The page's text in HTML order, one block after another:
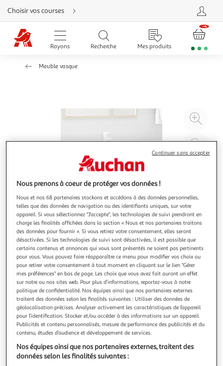
Aller
directement
au
contenu
Aller
directement
Aller
Choisir vos courses
Rayons Recherche Mes produits
Meuble vasque
à
Illustration
précédente
Illustration
suivante
VIDAXL
Armoire d'evier avec lavabo integre Chene sonoma
Agglomere
Cette armoire d'evier avec lavabo integre s'agence
parfaitement a votre salle de bain ou toilette avec un
aspect saisissant et bien range. L'armoire de rangement
comprend 1 tiroir, offrant un espace de rangement suffisant
pour ranger les objets de votre salle de bain. Elle s'integre
parfaitement sou
En savoir +
Vous voulez connaître le prix de ce produit ?
Afficher le prix
Nous prenons à coeur de protéger vos données !
Nous et nos 68 partenaires stockons et accédons à des données personnelles,
telles que des données de navigation ou des identifiants uniques, sur votre
appareil. Si vous sélectionnez "J'accepte", les technologies de suivi prendront en
charge les finalités affichées dans la section « Nous et nos partenaires traitons
des données pour fournir ». Si vous retirez votre consentement, elles seront
désactivées. Si les technologies de suivi sont désactivées, il est possible que
certains contenus et annonces qui vous sont présentés ne soient pas pertinents
pour vous. Vous pouvez faire réapparaître ce menu pour modifier vos choix ou
pour retirer votre consentement à tout moment en cliquant sur le lien "Gérer
mes préférences" en bas de page. Les choix que vous avez fait auront un effet
sur notre ou nos sites web. Pour plus d’informations, reportez-vous à notre
politique de confidentialité. Nos équipes ainsi que nos partenaires externes
traitent des données selon les finalités suivantes : Utiliser des données de
géolocalisation précises. Analyser activement les caractéristiques de l’appareil
pour l’identification. Stocker et/ou accéder à des informations sur un appareil.
Publicités et contenu personnalisés, mesure de performance des publicités et du
contenu, études d’audience et développement de services.
Nos équipes ainsi que nos partenaires externes, traitent des
données selon les finalités suivantes :
Continuer sans accepter